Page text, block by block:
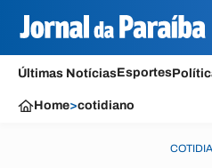
Últimas NotíciasEsportes
Home>cotidiano